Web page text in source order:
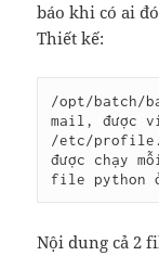
báo khi có ai
Thiết kế:
/opt/batch/
mail, được
/etc/
được chạy
file python
Nội dung cả 2